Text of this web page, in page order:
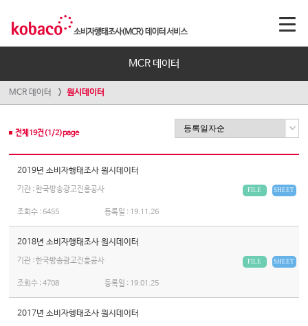
MCR 데이터
MCR 데이터 원시데이터
전체 19건(1 /2)page
2019년 소비자행태조사 원시데이터
기관 : 한국방송광고진흥공사 SHEET
FILE
조회수 :6455 등록일 : 19.11.26
2018년 소비자행태조사 원시데이터
기관 : 한국방송광고진흥공사 SHEET
FILE
조회수 :4708 등록일 : 19.01.25
2017년 소비자행태조사 원시데이터